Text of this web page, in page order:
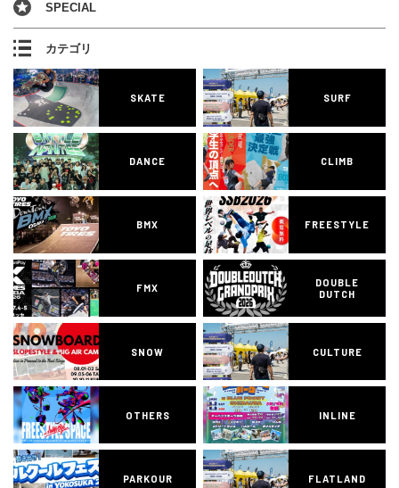
SPECIAL
カテゴリ
SKATE SURF
DANCE CLIMB
BMX FREESTYLE
FMX
DOUBLE
DUTCH
SNOW CULTURE
OTHERS INLINE
PARKOUR FLATLAND